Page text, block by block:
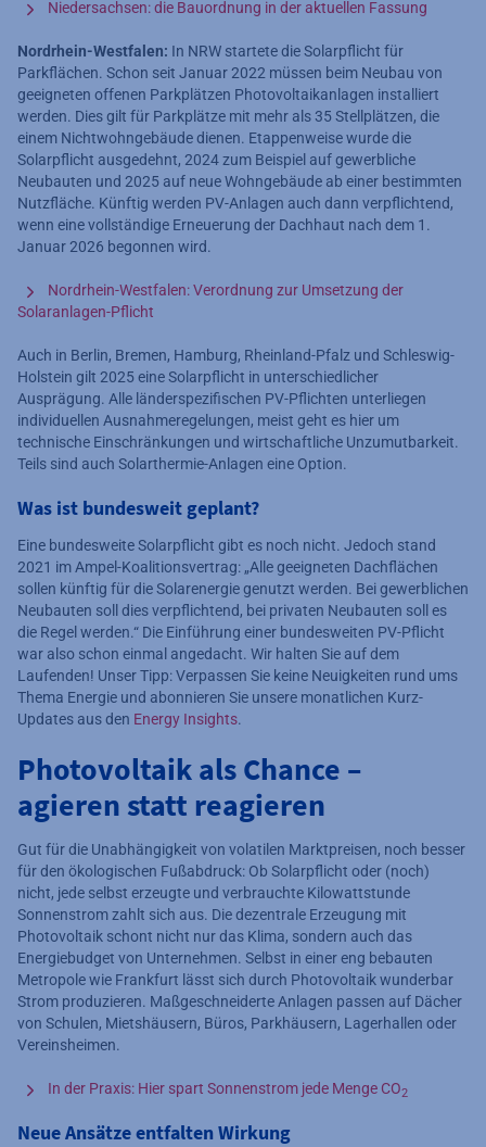
Niedersachsen: die Bauordnung in der aktuellen Fassung
Nordrhein-Westfalen: In NRW startete die Solarpflicht für
Parkflächen. Schon seit Januar 2022 müssen beim Neubau von
geeigneten offenen Parkplätzen Photovoltaikanlagen installiert
werden. Dies gilt für Parkplätze mit mehr als 35 Stellplätzen, die
einem Nichtwohngebäude dienen. Etappenweise wurde die
Solarpflicht ausgedehnt, 2024 zum Beispiel auf gewerbliche
Neubauten und 2025 auf neue Wohngebäude ab einer bestimmten
Nutzfläche. Künftig werden PV-Anlagen auch dann verpflichtend,
wenn eine vollständige Erneuerung der Dachhaut nach dem 1.
Januar 2026 begonnen wird.
Nordrhein-Westfalen: Verordnung zur Umsetzung der
Solaranlagen-Pflicht
Auch in Berlin, Bremen, Hamburg, Rheinland-Pfalz und Schleswig-
Holstein gilt 2025 eine Solarpflicht in unterschiedlicher
Ausprägung. Alle länderspezifischen PV-Pflichten unterliegen
individuellen Ausnahmeregelungen, meist geht es hier um
technische Einschränkungen und wirtschaftliche Unzumutbarkeit.
Teils sind auch Solarthermie-Anlagen eine Option.
Was ist bundesweit geplant?
Eine bundesweite Solarpflicht gibt es noch nicht. Jedoch stand
2021 im Ampel-Koalitionsvertrag: „Alle geeigneten Dachflächen
sollen künftig für die Solarenergie genutzt werden. Bei gewerblichen
Neubauten soll dies verpflichtend, bei privaten Neubauten soll es
die Regel werden.“ Die Einführung einer bundesweiten PV-Pflicht
war also schon einmal angedacht. Wir halten Sie auf dem
Laufenden! Unser Tipp: Verpassen Sie keine Neuigkeiten rund ums
Thema Energie und abonnieren Sie unsere monatlichen Kurz-
Updates aus den Energy Insights.
Photovoltaik als Chance –
agieren statt reagieren
Gut für die Unabhängigkeit von volatilen Marktpreisen, noch besser
für den ökologischen Fußabdruck: Ob Solarpflicht oder (noch)
nicht, jede selbst erzeugte und verbrauchte Kilowattstunde
Sonnenstrom zahlt sich aus. Die dezentrale Erzeugung mit
Photovoltaik schont nicht nur das Klima, sondern auch das
Energiebudget von Unternehmen. Selbst in einer eng bebauten
Metropole wie Frankfurt lässt sich durch Photovoltaik wunderbar
Strom produzieren. Maßgeschneiderte Anlagen passen auf Dächer
von Schulen, Mietshäusern, Büros, Parkhäusern, Lagerhallen oder
Vereinsheimen.
In der Praxis: Hier spart Sonnenstrom jede Menge CO2
Neue Ansätze entfalten Wirkung